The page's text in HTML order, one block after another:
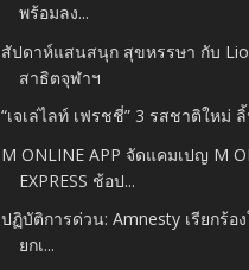
พร้อมลง...
สัปดาห์แสนสนุก สุขหรรษา กับ
สาธิตจุฬาฯ
“เจเล่ไลท์ เฟรชชี่” 3 รสชาติใหม่
M ONLINE APP จัดแคมเปญ M
EXPRESS ช้อป...
ปฏิบัติการด่วน: Amnesty เรียกร้อ
ยกเ...